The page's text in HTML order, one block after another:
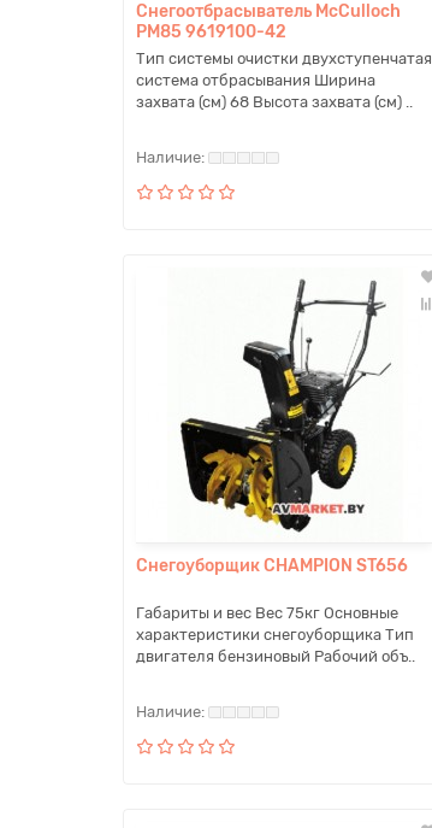
Снегоотбрасыватель McCulloch
PM85 9619100-42
Тип системы очистки двухступенчатая
система отбрасывания Ширина
захвата (см) 68 Высота захвата (см) ..
Снегоуборщик CHAMPION ST656
Габариты и вес Вес 75кг Основные
характеристики снегоуборщика Тип
двигателя бензиновый Рабочий объ..